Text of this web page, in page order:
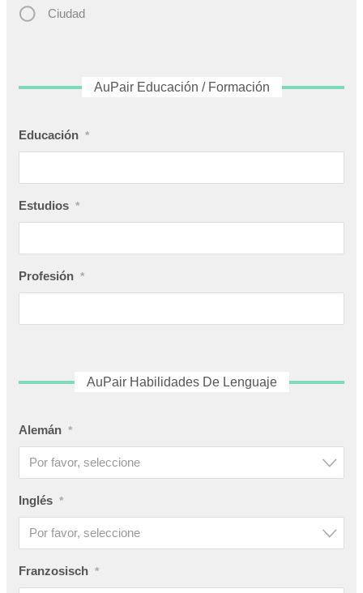
Ciudad
AuPair Educación / Formación
Educación *
Estudios *
Profesión *
AuPair Habilidades De Lenguaje
Alemán *
Por favor, seleccione
Inglés *
Por favor, seleccione
Franzosisch *